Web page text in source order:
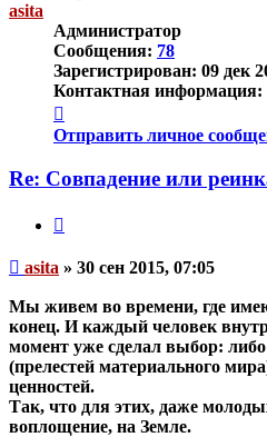
asita
Администратор
Сообщения: 78
Зарегистрирован: 09 дек
Контактная информация:
информация
пользователя
Отправить личное
Re: Совпадение или
Непрочитанное
asita » 30 сен 2015, 07:05
Мы живем во времени, где
конец. И каждый человек
момент уже сделал выбор:
(прелестей материального
ценностей.
Так, что для этих, даже
воплощение, на Земле.